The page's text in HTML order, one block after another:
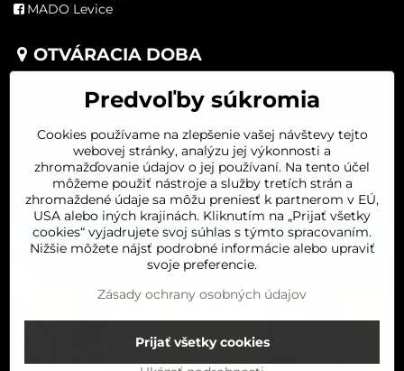
MADO Levice
OTVÁRACIA DOBA
UTOROK 8:00-16:00
ŠTVRTOK 8:00-16:00
PIATOK 8:00-16:00
SOBOTA 8:00-11:30
Predvoľby súkromia
Cookies používame na zlepšenie vašej návštevy tejto
webovej stránky, analýzu jej výkonnosti a
zhromažďovanie údajov o jej používaní. Na tento účel
môžeme použiť nástroje a služby tretích strán a
zhromaždené údaje sa môžu preniesť k partnerom v EÚ,
USA alebo iných krajinách. Kliknutím na „Prijať všetky
cookies“ vyjadrujete svoj súhlas s týmto spracovaním.
Nižšie môžete nájsť podrobné informácie alebo upraviť
svoje preferencie.
Zásady ochrany osobných údajov
Prijať všetky cookies